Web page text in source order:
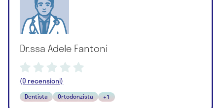
Dr.ssa Adele Fantoni
(0 recensioni)
Dentista Ortodonzista +1